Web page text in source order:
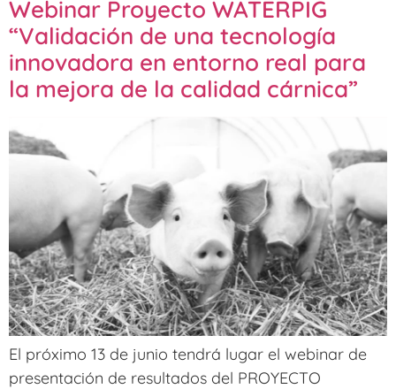
Webinar Proyecto WATERPIG
“Validación de una tecnología
innovadora en entorno real para
la mejora de la calidad cárnica”
El próximo 13 de junio tendrá lugar el webinar de
presentación de resultados del PROYECTO